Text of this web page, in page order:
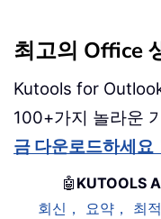
최고의 Office
Kutools for
100+가지 놀라운
금 다운로드하세요
🤖 KUTOOLS
회신， 요약， 최